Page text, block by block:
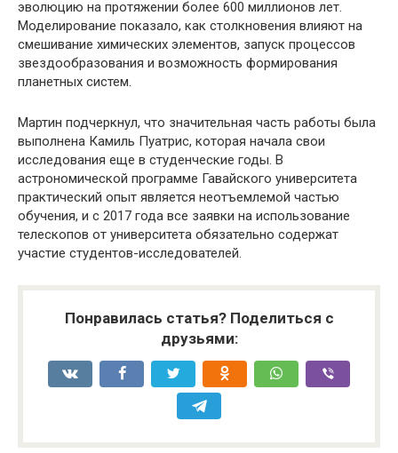
эволюцию на протяжении более 600 миллионов лет.
Моделирование показало, как столкновения влияют на
смешивание химических элементов, запуск процессов
звездообразования и возможность формирования
планетных систем.
Мартин подчеркнул, что значительная часть работы была
выполнена Камиль Пуатрис, которая начала свои
исследования еще в студенческие годы. В
астрономической программе Гавайского университета
практический опыт является неотъемлемой частью
обучения, и с 2017 года все заявки на использование
телескопов от университета обязательно содержат
участие студентов-исследователей.
Понравилась статья? Поделиться с
друзьями: